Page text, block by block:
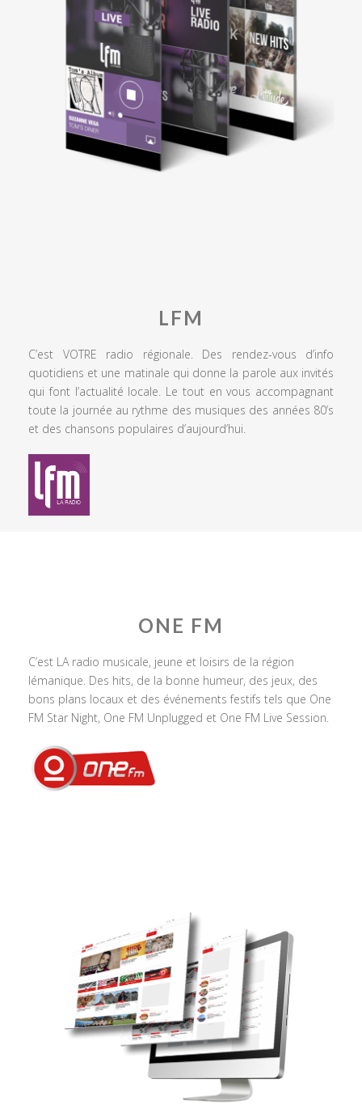
LFM
C’est VOTRE radio régionale. Des rendez-vous d’info
quotidiens et une matinale qui donne la parole aux invités
qui font l’actualité locale. Le tout en vous accompagnant
toute la journée au rythme des musiques des années 80’s
et des chansons populaires d’aujourd’hui.
ONE FM
C’est LA radio musicale, jeune et loisirs de la région
lémanique. Des hits, de la bonne humeur, des jeux, des
bons plans locaux et des événements festifs tels que One
FM Star Night, One FM Unplugged et One FM Live Session.